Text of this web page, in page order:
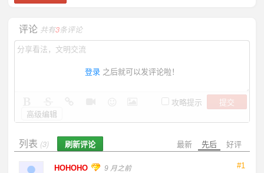
评论 共有3条评论
登录 之后就可以发评论啦！
攻略提示
提交
高级编辑
最新 先后 好评
列表 (3) 刷新评论
#1
HOHOHO 9 月之前